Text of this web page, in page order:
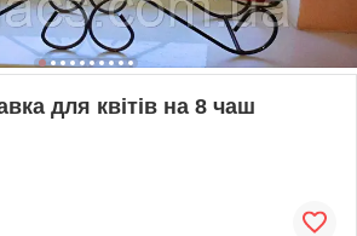
для квітів на 8 чаш